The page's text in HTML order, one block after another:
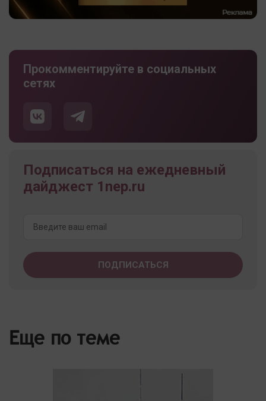
Прокомментируйте в социальных
сетях
Подписаться на ежедневный
дайджест 1nep.ru
Еще по теме